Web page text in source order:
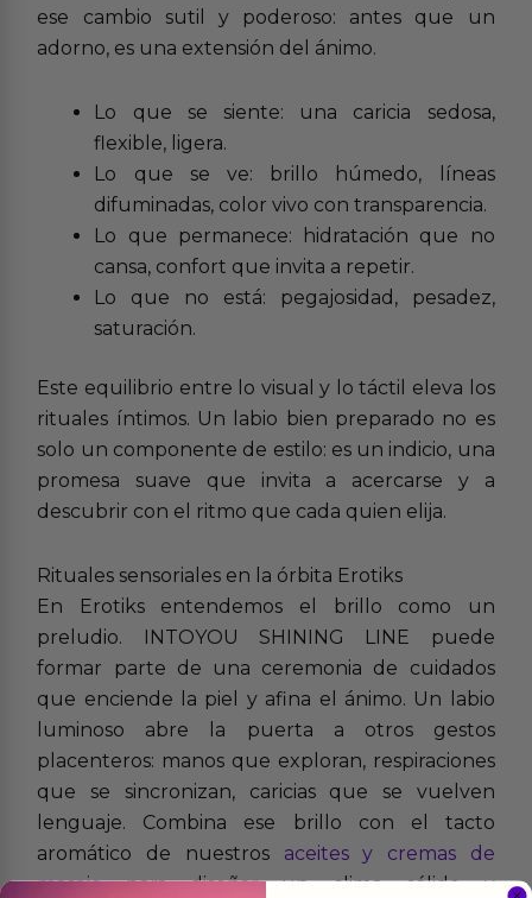
ese cambio sutil y poderoso: antes que un
adorno, es una extensión del ánimo.
Lo que se siente: una caricia sedosa,
flexible, ligera.
Lo que se ve: brillo húmedo, líneas
difuminadas, color vivo con transparencia.
Lo que permanece: hidratación que no
cansa, confort que invita a repetir.
Lo que no está: pegajosidad, pesadez,
saturación.
Este equilibrio entre lo visual y lo táctil eleva los
rituales íntimos. Un labio bien preparado no es
solo un componente de estilo: es un indicio, una
promesa suave que invita a acercarse y a
descubrir con el ritmo que cada quien elija.
Rituales sensoriales en la órbita Erotiks
En Erotiks entendemos el brillo como un
preludio. INTOYOU SHINING LINE puede
formar parte de una ceremonia de cuidados
que enciende la piel y afina el ánimo. Un labio
luminoso abre la puerta a otros gestos
placenteros: manos que exploran, respiraciones
que se sincronizan, caricias que se vuelven
lenguaje. Combina ese brillo con el tacto
aromático de nuestros aceites y cremas de
masajepara diseñar un clima cálido y